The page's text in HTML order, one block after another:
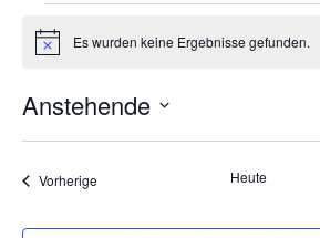
HinweisEs wurden keine Ergebnisse gefunden.
Anstehende
Datum
VorherigeVeranstaltungen Heute